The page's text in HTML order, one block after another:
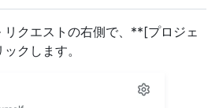
リクエストの右側で、**[プロジェ
クします。